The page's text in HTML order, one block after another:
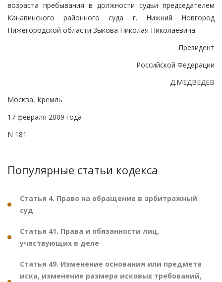
возраста пребывания в должности судьи председателем
Канавинского районного суда г. Нижний Новгород
Нижегородской области Зыкова Николая Николаевича.
Президент
Российской Федерации
Д.МЕДВЕДЕВ
Москва, Кремль
17 февраля 2009 года
N 181
Популярные статьи кодекса
Статья 4. Право на обращение в арбитражный
суд
Статья 41. Права и обязанности лиц,
участвующих в деле
Статья 49. Изменение основания или предмета
иска, изменение размера исковых требований,